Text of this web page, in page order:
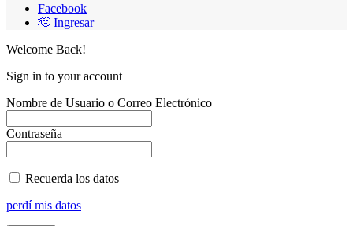
Facebook
🫡 Ingresar
Welcome Back!
Sign in to your account
Nombre de Usuario o Correo Electrónico
Contraseña
Recuerda los datos
perdí mis datos